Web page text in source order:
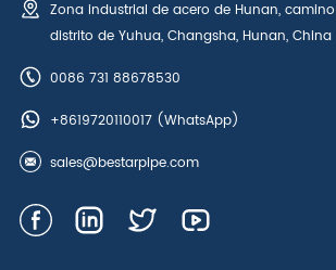
Zona industrial de acero de Hunan,
distrito de Yuhua, Changsha, Hunan, China
0086 731 88678530
+8619720110017(WhatsApp)
sales@bestarpipe.com